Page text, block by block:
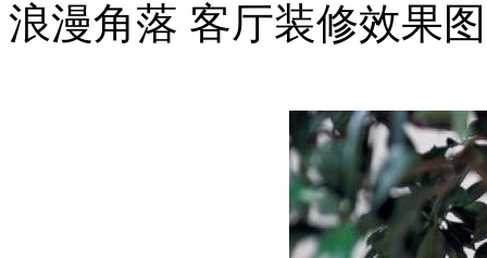
浪漫角落 客厅装修效果